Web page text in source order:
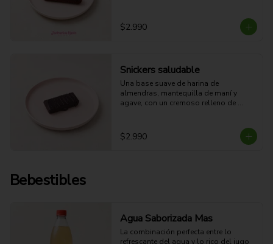
vegana, sustentable y perfecta para
disfrutar un antojo dulce. (62g)
$2.990
Snickers saludable
Una base suave de harina de
almendras, mantequilla de maní y
agave, con un cremoso relleno de
$2.990
Bebestibles
Agua Saborizada Mas
La combinación perfecta entre lo
refrescante del agua y lo rico del jugo